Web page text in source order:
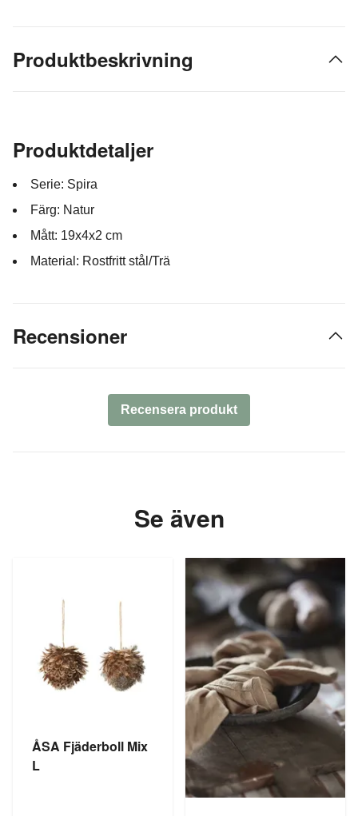
Produktbeskrivning
Produktdetaljer
Serie: Spira
Färg: Natur
Mått: 19x4x2 cm
Material: Rostfritt stål/Trä
Recensioner
Recensera produkt
Se även
ÅSA Fjäderboll Mix
L